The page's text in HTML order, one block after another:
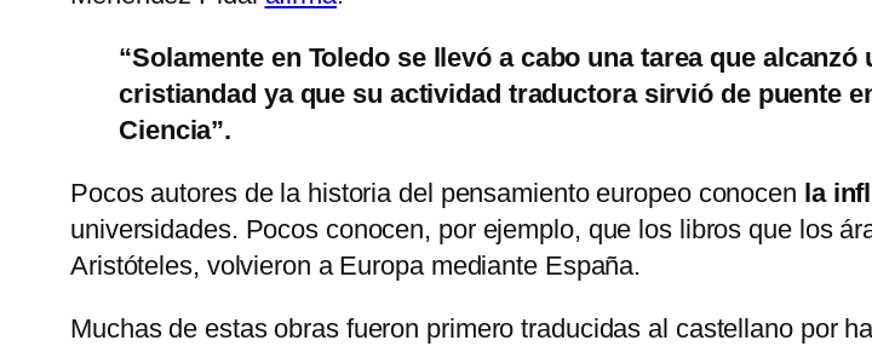
“Solamente en Toledo se llevó a cabo una tarea que
cristiandad ya que su actividad traductora sirvió de puente
Ciencia”.
Pocos autores de la historia del pensamiento europeo conocen la
universidades. Pocos conocen, por ejemplo, que los libros que los
Aristóteles, volvieron a Europa mediante España.
Muchas de estas obras fueron primero traducidas al castellano por